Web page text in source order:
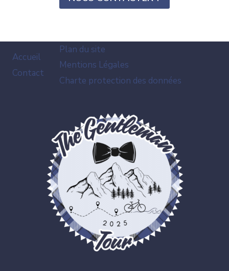
Accueil
Contact
Plan du site
Mentions Légales
Charte protection des données